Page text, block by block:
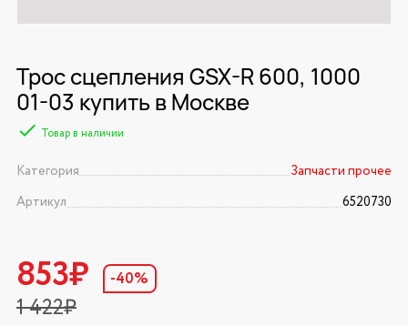
Трос сцепления GSX-R 600, 1000
01-03 купить в Москве
Товар в наличии
Категория
Запчасти прочее
Артикул
6520730
853₽
1 422₽
-40%